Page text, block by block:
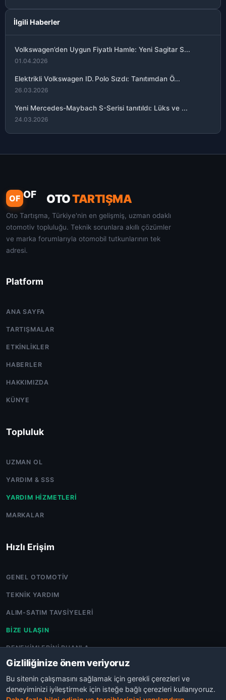
İlgili Haberler
Volkswagen’den Uygun Fiyatlı Hamle: Yeni Sagitar S...
01.04.2026
Elektrikli Volkswagen ID. Polo Sızdı: Tanıtımdan Ö...
26.03.2026
Yeni Mercedes-Maybach S-Serisi tanıtıldı: Lüks ve ...
24.03.2026
OF OF OTOTARTIŞMA
Oto Tartışma, Türkiye'nin en gelişmiş, uzman odaklı
otomotiv topluluğu. Teknik sorunlara akıllı çözümler
ve marka forumlarıyla otomobil tutkunlarının tek
adresi.
Platform
ANA SAYFA
TARTIŞMALAR
ETKINLIKLER
HABERLER
HAKKIMIZDA
KÜNYE
Topluluk
UZMAN OL
YARDIM & SSS
YARDIM HIZMETLERI
MARKALAR
Hızlı Erişim
GENEL OTOMOTIV
TEKNIK YARDIM
ALIM-SATIM TAVSIYELERI
BIZE ULAŞIN
DENEYIMLERINI PUANLA
Gizliliğinize önem veriyoruz
Bu sitenin çalışmasını sağlamak için gerekli çerezleri ve
deneyiminizi iyileştirmek için isteğe bağlı çerezleri kullanıyoruz.